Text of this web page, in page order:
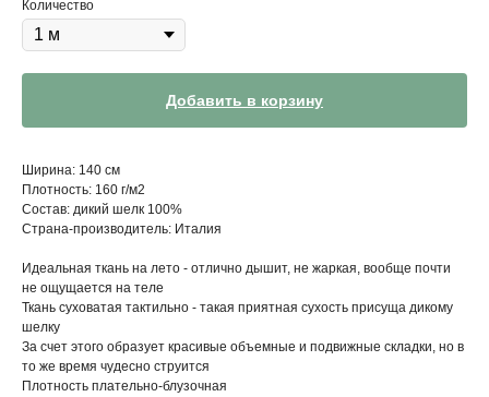
Количество
Добавить в корзину
Ширина: 140 см
Плотность: 160 г/м2
Состав: дикий шелк 100%
Страна-производитель: Италия
Идеальная ткань на лето - отлично дышит, не жаркая, вообще почти
не ощущается на теле
Ткань суховатая тактильно - такая приятная сухость присуща дикому
шелку
За счет этого образует красивые объемные и подвижные складки, но в
то же время чудесно струится
Плотность плательно-блузочная